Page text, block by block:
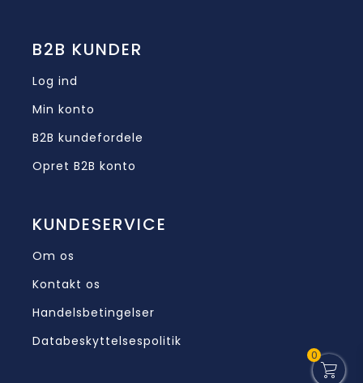
B2B KUNDER
Log ind
Min konto
B2B kundefordele
Opret B2B konto
KUNDESERVICE
Om os
Kontakt os
Handelsbetingelser
Databeskyttelsespolitik
0